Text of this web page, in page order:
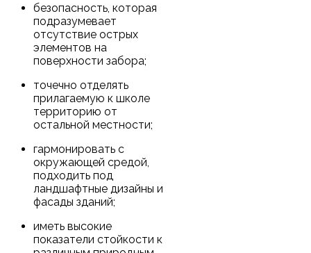
безопасность, которая
подразумевает
отсутствие острых
элементов на
поверхности забора;
точечно отделять
прилагаемую к школе
территорию от
остальной местности;
гармонировать с
окружающей средой,
подходить под
ландшафтные дизайны и
фасады зданий;
иметь высокие
показатели стойкости к